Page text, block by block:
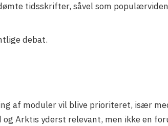
tidsskrifter, såvel som
debat.
af moduler vil blive prioriteret, især
Arktis yderst relevant, men ikke en